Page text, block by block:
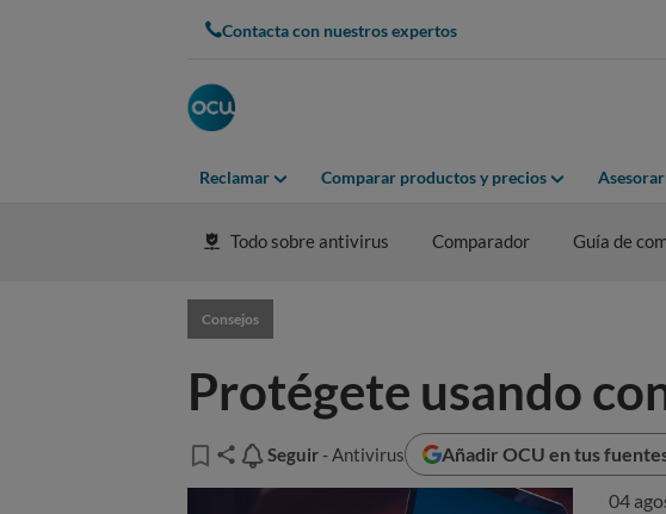
Contacta con nuestros expertos
Reclamar Comparar productos y precios
Todo sobre antivirus Comparador Guía de
Consejos
Protégete usando
Seguir
Seguir - Antivirus Añadir OCU en tus
04